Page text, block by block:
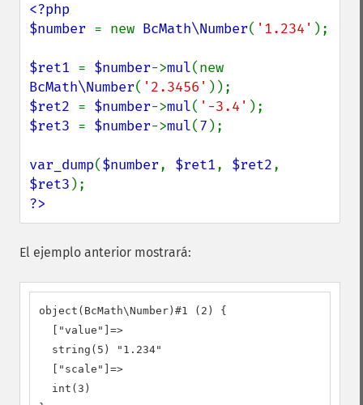
<?php
$number = new BcMath\Number( '1.234' );
$ret1 = $number->mul
BcMath\Number( '2.3456'
$ret2 = $number->mul( '-3.4'
$ret3 = $number->mul(7 );
var_dump($number, $ret1, $ret2
$ret3
?>
El ejemplo anterior mostrará:
object(BcMath\Number)#1 (2) {
  ["value"]=>
  string(5) "1.234"
  ["scale"]=>
  int(3)